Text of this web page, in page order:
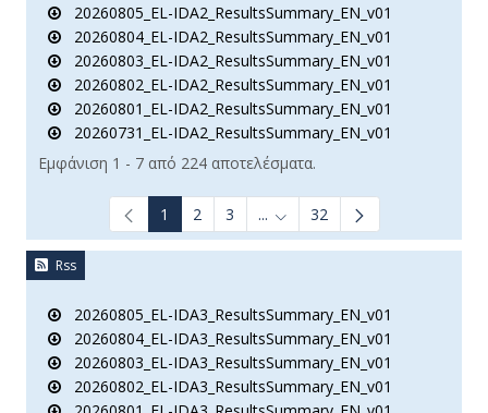
20260805_EL-IDA2_ResultsSummary_EN_v01
20260804_EL-IDA2_ResultsSummary_EN_v01
20260803_EL-IDA2_ResultsSummary_EN_v01
20260802_EL-IDA2_ResultsSummary_EN_v01
20260801_EL-IDA2_ResultsSummary_EN_v01
20260731_EL-IDA2_ResultsSummary_EN_v01
Εμφάνιση 1 - 7 από 224 αποτελέσματα.
1 2 3 ... Ενδιάμεσες σελίδες Use
32
Rss
20260805_EL-IDA3_ResultsSummary_EN_v01
20260804_EL-IDA3_ResultsSummary_EN_v01
20260803_EL-IDA3_ResultsSummary_EN_v01
20260802_EL-IDA3_ResultsSummary_EN_v01